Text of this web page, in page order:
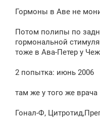
Гормоны в Аве не
Потом полипы по
гормональной
тоже в Ава-Петер у
2 попытка: июнь 2006
там же у того же врача
Гонал-Ф,